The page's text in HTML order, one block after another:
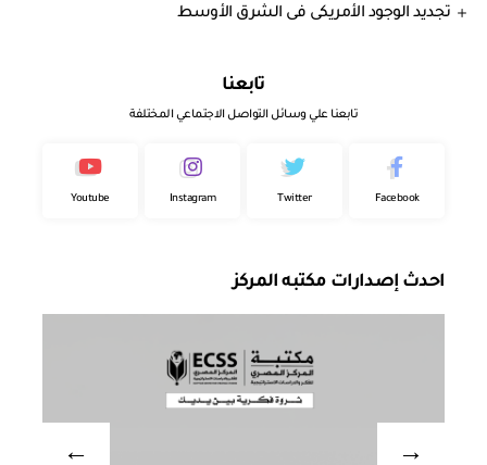
تجديد الوجود الأمريكى فى الشرق الأوسط
تابعنا
تابعنا علي وسائل التواصل الاجتماعي المختلفة
Facebook
Twitter
Instagram
Youtube
احدث إصدارات مكتبه المركز